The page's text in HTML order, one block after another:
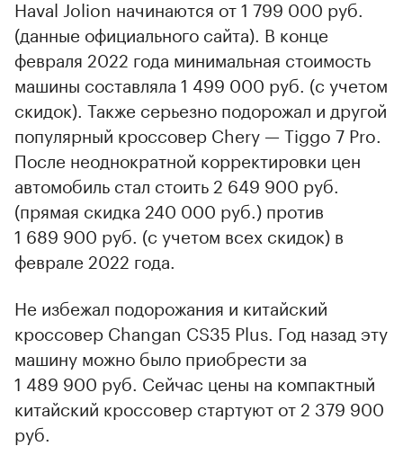
Haval Jolion начинаются от 1 799 000 руб.
(данные официального сайта). В конце
февраля 2022 года минимальная стоимость
машины составляла 1 499 000 руб. (с учетом
скидок). Также серьезно подорожал и другой
популярный кроссовер Chery — Tiggo 7 Pro.
После неоднократной корректировки цен
автомобиль стал стоить 2 649 900 руб.
(прямая скидка 240 000 руб.) против
1 689 900 руб. (с учетом всех скидок) в
феврале 2022 года.
Не избежал подорожания и китайский
кроссовер Changan CS35 Plus. Год назад эту
машину можно было приобрести за
1 489 900 руб. Сейчас цены на компактный
китайский кроссовер стартуют от 2 379 900
руб.